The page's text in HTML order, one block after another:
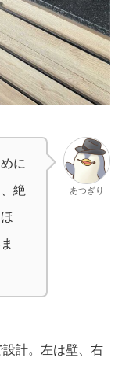
に
絶
あつぎり
計。左は壁、右